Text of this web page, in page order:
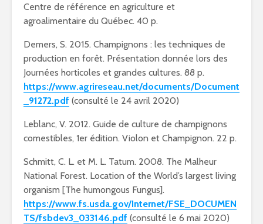
Centre de référence en agriculture et
agroalimentaire du Québec. 40 p.
Demers, S. 2015. Champignons : les techniques de
production en forêt. Présentation donnée lors des
Journées horticoles et grandes cultures. 88 p.
https://www.agrireseau.net/documents/Document
_91272.pdf (consulté le 24 avril 2020)
Leblanc, V. 2012. Guide de culture de champignons
comestibles, 1er édition. Violon et Champignon. 22 p.
Schmitt, C. L. et M. L. Tatum. 2008. The Malheur
National Forest. Location of the World’s largest living
organism [The humongous Fungus].
https://www.fs.usda.gov/Internet/FSE_DOCUMEN
TS/fsbdev3_033146.pdf (consulté le 6 mai 2020)